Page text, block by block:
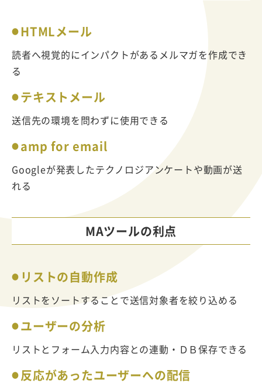
HTMLメール
読者へ視覚的にインパクトがあるメルマガを作成でき
る
テキストメール
送信先の環境を問わずに使用できる
amp for email
Googleが発表したテクノロジアンケートや動画が送
れる
MAツールの利点
リストの自動作成
リストをソートすることで送信対象者を絞り込める
ユーザーの分析
リストとフォーム入力内容との連動・ＤＢ保存できる
反応があったユーザーへの配信